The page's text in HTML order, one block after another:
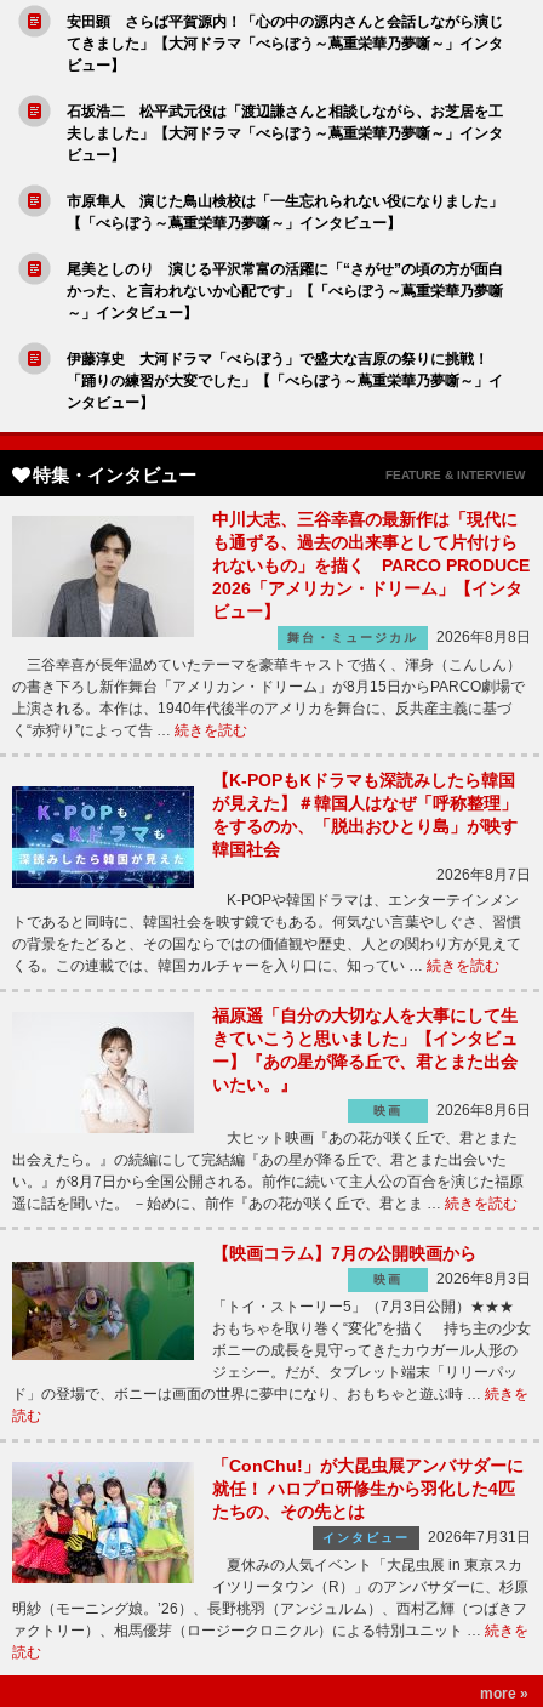
安田顕 さらば平賀源内！「心の中の源内さんと会話しながら演じ
てきました」【大河ドラマ「べらぼう～蔦重栄華乃夢噺～」インタ
ビュー】
石坂浩二 松平武元役は「渡辺謙さんと相談しながら、お芝居を工
夫しました」【大河ドラマ「べらぼう～蔦重栄華乃夢噺～」インタ
ビュー】
市原隼人 演じた鳥山検校は「一生忘れられない役になりました」
【「べらぼう～蔦重栄華乃夢噺～」インタビュー】
尾美としのり 演じる平沢常富の活躍に「“さがせ”の頃の方が面白
かった、と言われないか心配です」【「べらぼう～蔦重栄華乃夢噺
～」インタビュー】
伊藤淳史 大河ドラマ「べらぼう」で盛大な吉原の祭りに挑戦！
「踊りの練習が大変でした」【「べらぼう～蔦重栄華乃夢噺～」イ
ンタビュー】
特集・インタビュー FEATURE & INTERVIEW
中川大志、三谷幸喜の最新作は「現代に
も通ずる、過去の出来事として片付けら
れないもの」を描く PARCO PRODUCE
2026「アメリカン・ドリーム」【インタ
ビュー】
舞台・ミュージカル
2026年8月8日
三谷幸喜が長年温めていたテーマを豪華キャストで描く、渾身（こんしん）
の書き下ろし新作舞台「アメリカン・ドリーム」が8月15日からPARCO劇場で
上演される。本作は、1940年代後半のアメリカを舞台に、反共産主義に基づ
く“赤狩り”によって告 … 続きを読む
【K-POPもKドラマも深読みしたら韓国
が見えた】＃韓国人はなぜ「呼称整理」
をするのか、「脱出おひとり島」が映す
韓国社会
2026年8月7日
K-POPや韓国ドラマは、エンターテインメン
トであると同時に、韓国社会を映す鏡でもある。何気ない言葉やしぐさ、習慣
の背景をたどると、その国ならではの価値観や歴史、人との関わり方が見えて
くる。この連載では、韓国カルチャーを入り口に、知ってい … 続きを読む
福原遥「自分の大切な人を大事にして生
きていこうと思いました」【インタビュ
ー】『あの星が降る丘で、君とまた出会
いたい。』
映画
2026年8月6日
大ヒット映画『あの花が咲く丘で、君とまた
出会えたら。』の続編にして完結編『あの星が降る丘で、君とまた出会いた
い。』が8月7日から全国公開される。前作に続いて主人公の百合を演じた福原
遥に話を聞いた。 －始めに、前作『あの花が咲く丘で、君とま … 続きを読む
【映画コラム】7月の公開映画から
映画
2026年8月3日
「トイ・ストーリー5」（7月3日公開）★★★
おもちゃを取り巻く“変化”を描く 持ち主の少女
ボニーの成長を見守ってきたカウガール人形の
ジェシー。だが、タブレット端末「リリーパッ
ド」の登場で、ボニーは画面の世界に夢中になり、おもちゃと遊ぶ時 … 続きを
読む
「ConChu!」が大昆虫展アンバサダーに
就任！ ハロプロ研修生から羽化した4匹
たちの、その先とは
インタビュー
2026年7月31日
夏休みの人気イベント「大昆虫展 in 東京スカ
イツリータウン（R）」のアンバサダーに、杉原
明紗（モーニング娘。’26）、長野桃羽（アンジュルム）、西村乙輝（つばきフ
ァクトリー）、相馬優芽（ロージークロニクル）による特別ユニット … 続きを
読む
more »